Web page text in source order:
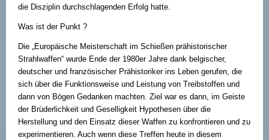
die Disziplin durchschlagenden Erfolg hatte.
Was ist der Punkt ?
Die „Europäische Meisterschaft im Schießen prähistorischer
Strahlwaffen“ wurde Ende der 1980er Jahre dank belgischer,
deutscher und französischer Prähistoriker ins Leben gerufen, die
sich über die Funktionsweise und Leistung von Treibstoffen und
dann von Bögen Gedanken machten. Ziel war es dann, im Geiste
der Brüderlichkeit und Geselligkeit Hypothesen über die
Herstellung und den Einsatz dieser Waffen zu konfrontieren und zu
experimentieren. Auch wenn diese Treffen heute in diesem